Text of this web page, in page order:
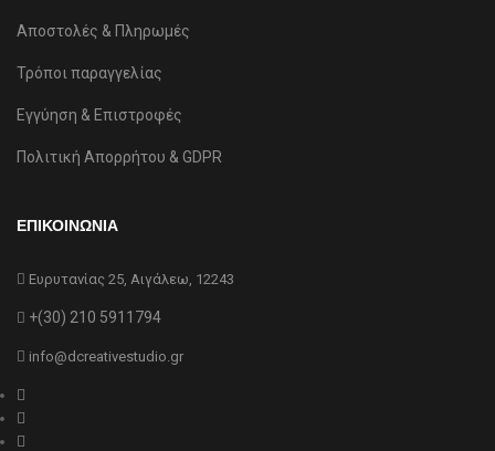
Αποστολές & Πληρωμές
Τρόποι παραγγελίας
Εγγύηση & Επιστροφές
Πολιτική Απορρήτου & GDPR
ΕΠΙΚΟΙΝΩΝΙΑ
Ευρυτανίας 25, Αιγάλεω, 12243
+(30) 210 5911794
info@dcreativestudio.gr